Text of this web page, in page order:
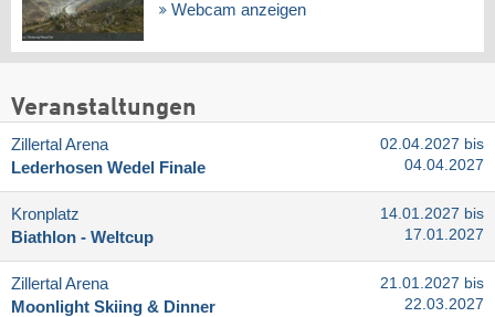
Webcam anzeigen
Veranstaltungen
Zillertal Arena
Lederhosen Wedel Finale
02.04.2027 bis
04.04.2027
Kronplatz
Biathlon - Weltcup
14.01.2027 bis
17.01.2027
Zillertal Arena
Moonlight Skiing & Dinner
21.01.2027 bis
22.03.2027